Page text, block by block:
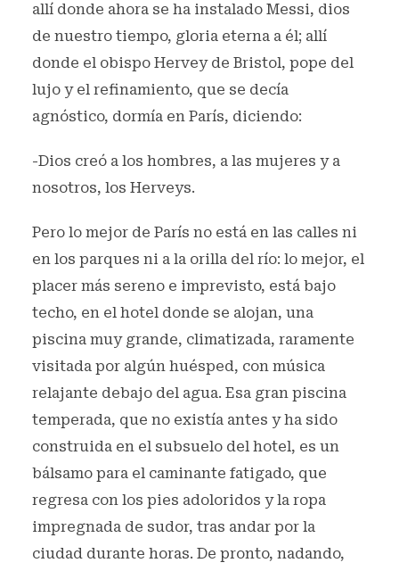
allí donde ahora se ha instalado Messi, dios
de nuestro tiempo, gloria eterna a él; allí
donde el obispo Hervey de Bristol, pope del
lujo y el refinamiento, que se decía
agnóstico, dormía en París, diciendo:
-Dios creó a los hombres, a las mujeres y a
nosotros, los Herveys.
Pero lo mejor de París no está en las calles ni
en los parques ni a la orilla del río: lo mejor, el
placer más sereno e imprevisto, está bajo
techo, en el hotel donde se alojan, una
piscina muy grande, climatizada, raramente
visitada por algún huésped, con música
relajante debajo del agua. Esa gran piscina
temperada, que no existía antes y ha sido
construida en el subsuelo del hotel, es un
bálsamo para el caminante fatigado, que
regresa con los pies adoloridos y la ropa
impregnada de sudor, tras andar por la
ciudad durante horas. De pronto, nadando,